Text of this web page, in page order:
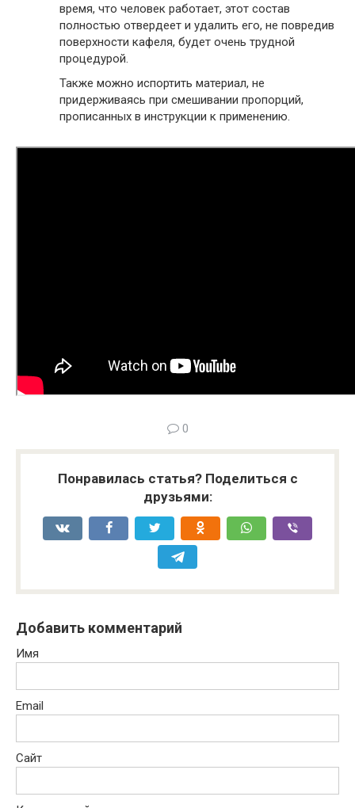
время, что человек работает, этот состав
полностью отвердеет и удалить его, не повредив
поверхности кафеля, будет очень трудной
процедурой.
Также можно испортить материал, не
придерживаясь при смешивании пропорций,
прописанных в инструкции к применению.
0
Понравилась статья? Поделиться с
друзьями:
Добавить комментарий
Имя
Email
Сайт